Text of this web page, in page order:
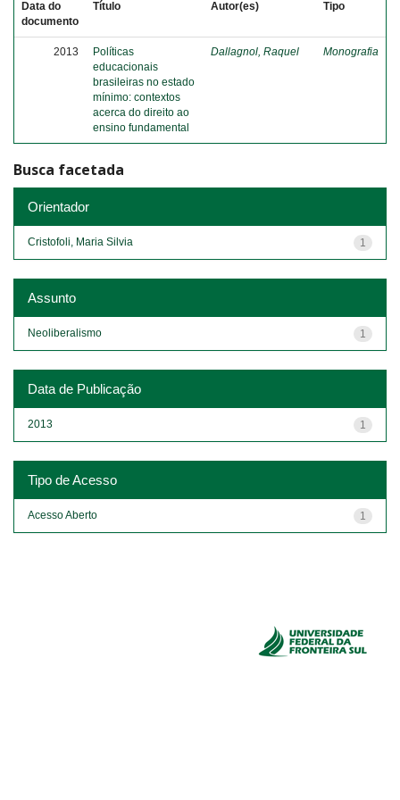
Data do
documento
Título Autor(es) Tipo
2013
Políticas
educacionais
brasileiras no estado
mínimo: contextos
acerca do direito ao
ensino fundamental
Dallagnol, Raquel Monografia
Busca facetada
Orientador
1
Cristofoli, Maria Silvia
Assunto
1
Neoliberalismo
Data de Publicação
1
2013
Tipo de Acesso
1
Acesso Aberto